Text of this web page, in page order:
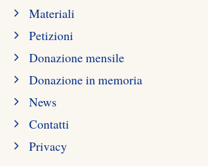
Materiali
Petizioni
Donazione mensile
Donazione in memoria
News
Contatti
Privacy